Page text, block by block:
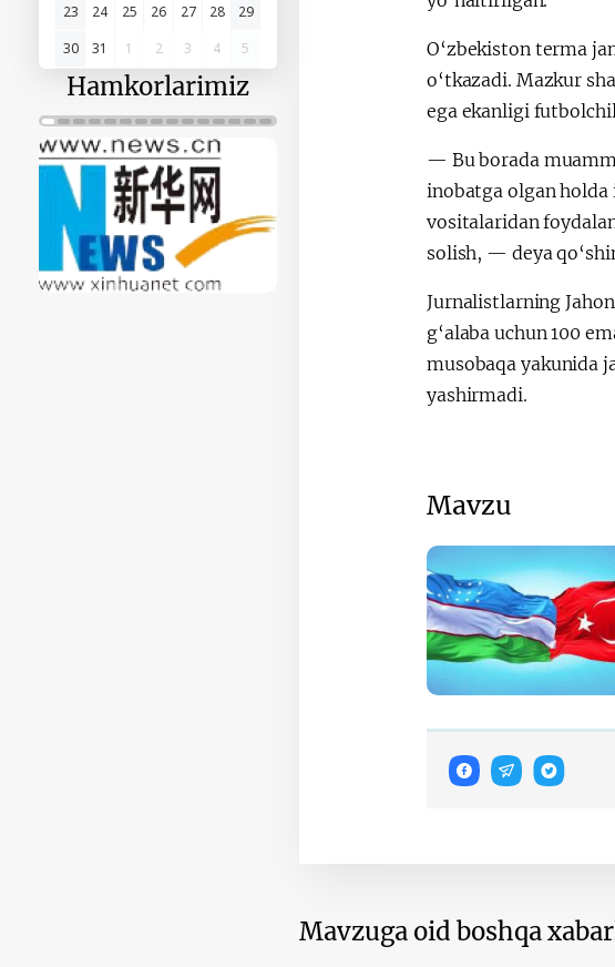
23
24 25 26 27 28
29
30
31 1 2 3 4 5
Hamkorlarimiz
O‘zbekiston terma
o‘tkazadi. Mazkur
ega ekanligi
— Bu borada
inobatga olgan
vositalaridan
solish, — deya
Jurnalistlarning
g‘alaba uchun 100
musobaqa yakunida
yashirmadi.
Mavzu
Mavzuga oid boshqa